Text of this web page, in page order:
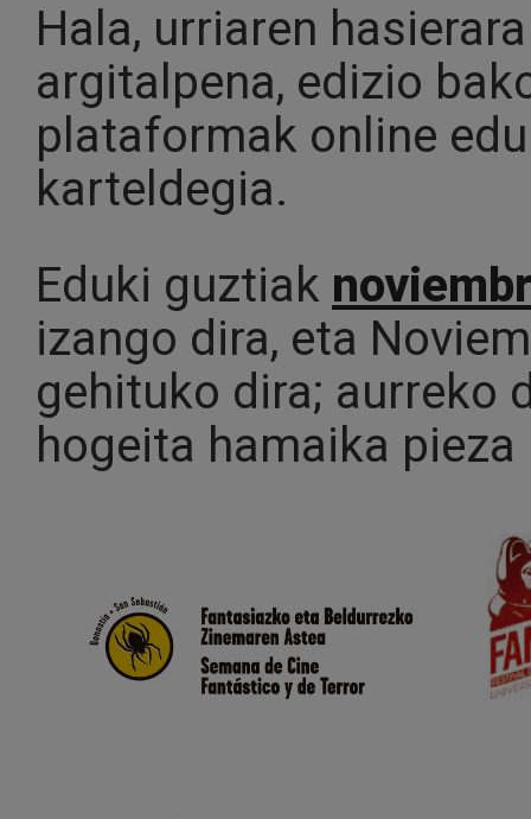
Hala, urriaren
argitalpena, edizio
plataformak online
karteldegia.
Eduki guztiak
izango dira, eta
gehituko dira; aurreko
hogeita hamaika